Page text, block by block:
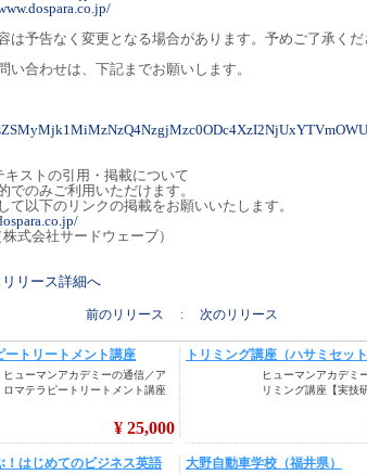
予告なく変更となる場合があります。予めご了承くだ
い合わせは、下記までお願いします。
ストの引用・掲載について
でのみご利用いただけます。
て以下のリンクの掲載をお願いいたします。
式会社サードウェーブ）
リリース詳細へ
前のリリース : 次のリリース